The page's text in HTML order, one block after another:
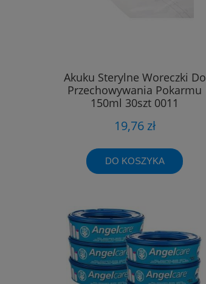
Akuku Sterylne Woreczki Do
Przechowywania Pokarmu
150ml 30szt 0011
19,76 zł
DO KOSZYKA